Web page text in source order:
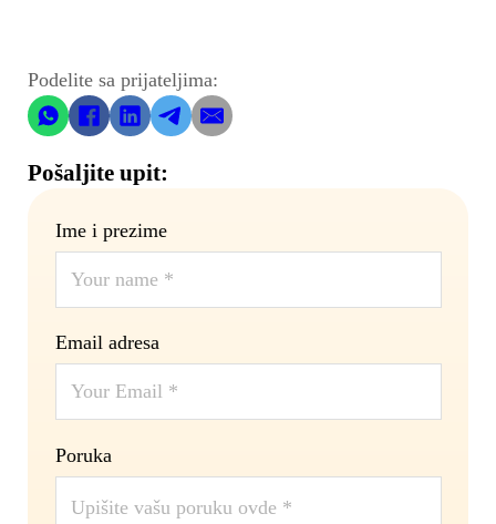
Podelite sa prijateljima:
Pošaljite upit:
Ime i prezime
Email adresa
Poruka